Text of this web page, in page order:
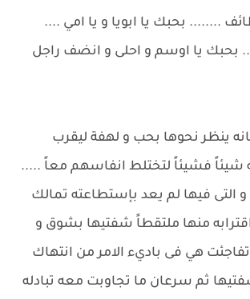
........ بحبك يا ابويا و يا امي ....
بحبك يا اوسم و احلى و انضف راجل
ينظر نحوها بحب و لهفة ليقرب
فشيئاً لتختلط انفاسهم معاً .....
التى فيها لم يعد بإستطاعته تمالك
منها ملتقطاً شفتيها بشوق و
هي فى باديء الامر من انتهاك
ثم سرعان ما تجاوبت معه تبادله